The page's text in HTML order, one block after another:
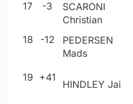
17 -3
SCARONI
Christian
18 -12
PEDERSEN
Mads
19 +41
HINDLEY Jai